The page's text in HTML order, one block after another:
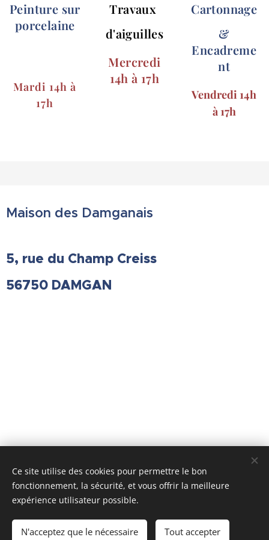
Peinture sur
porcelaine
Mardi 14h à
17h
Travaux
d'aiguilles
Mercredi
14h à 17h
Cartonnage
&
Encadreme
nt
Vendredi 14h
à 17h
Maison des Damganais
5, rue du Champ Creiss
56750 DAMGAN
Ce site utilise des cookies pour permettre le bon
fonctionnement, la sécurité, et vous offrir la meilleure
expérience utilisateur possible.
N'acceptez que le nécessaire Tout accepter